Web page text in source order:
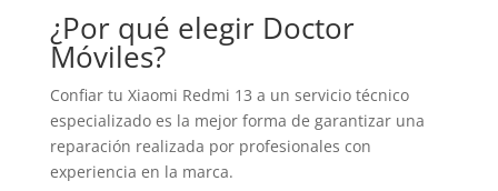
¿Por qué elegir Doctor
Móviles?
Confiar tu Xiaomi Redmi 13 a un servicio técnico
especializado es la mejor forma de garantizar una
reparación realizada por profesionales con
experiencia en la marca.